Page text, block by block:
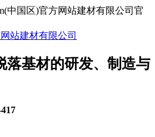
中国区)官方网站建材有限公司官
落基材的研发、制造与